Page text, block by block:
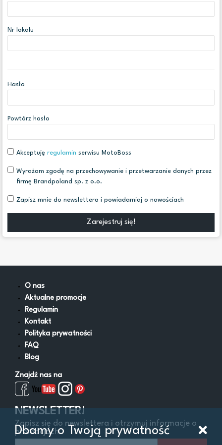
Nr lokalu
Hasło
Powtórz hasło
Akceptuję regulamin serwisu MotoBoss
Wyrażam zgodę na przechowywanie i przetwarzanie danych przez
firmę Brandpoland sp. z o.o.
Zapisz mnie do newslettera i powiadamiaj o nowościach
Zarejestruj się!
O nas
Aktualne promocje
Regulamin
Kontakt
Polityka prywatności
FAQ
Blog
Znajdź nas na
NEWSLETTER!
Zapisz się do newslettera i otrzymuj informacje o
promocjach
Dbamy o Twoją prywatność